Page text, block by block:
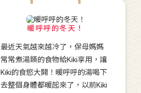
暖呼呼的冬天！
最近天氣越來越冷了，保母媽媽
常常煮湯類的食物給Kiki享用，讓
Kiki的食慾大開！暖呼呼的湯喝下
去整個身體都暖起來了，以前Kiki